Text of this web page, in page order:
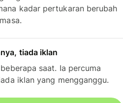
kadar pertukaran berubah
tiada iklan
saat. Ia percuma
iklan yang mengganggu.